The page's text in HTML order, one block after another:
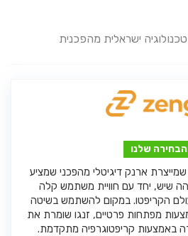
ישראלית מהפכנית
הבחירה שלנו
ארנק דיגיטלי מהפכני שמציע
שיש, יחד עם חוויית משתמש קלה
הקריפטו. במקום להשתמש בשיטה
מפתחות פרטיים, זנגו שומרת את
באמצעות קריפטוגרפיה מתקדמת.